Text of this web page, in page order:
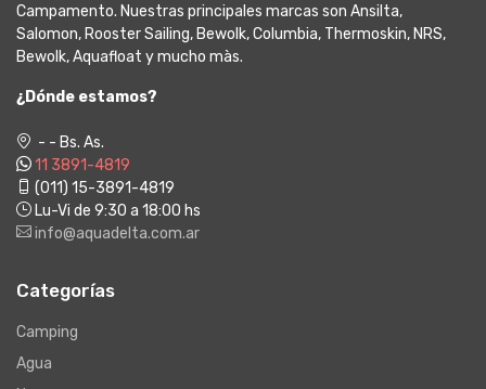
Campamento. Nuestras principales marcas son Ansilta,
Salomon, Rooster Sailing, Bewolk, Columbia, Thermoskin, NRS,
Bewolk, Aquafloat y mucho màs.
¿Dónde estamos?
- - Bs. As.
11 3891-4819
(011) 15-3891-4819
Lu-Vi de 9:30 a 18:00 hs
info@aquadelta.com.ar
Categorías
Camping
Agua